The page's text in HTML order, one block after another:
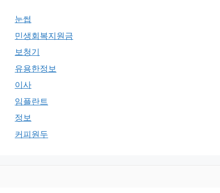
눈썹
민생회복지원금
보청기
유용한정보
이사
임플란트
정보
커피원두